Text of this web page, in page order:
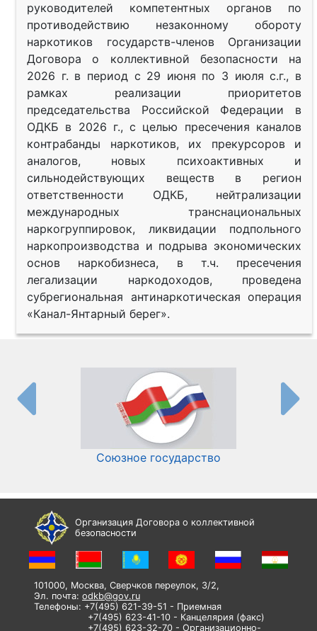
руководителей компетентных органов по
противодействию незаконному обороту
наркотиков государств-членов Организации
Договора о коллективной безопасности на
2026 г. в период с 29 июня по 3 июля с.г., в
рамках реализации приоритетов
председательства Российской Федерации в
ОДКБ в 2026 г., с целью пресечения каналов
контрабанды наркотиков, их прекурсоров и
аналогов, новых психоактивных и
сильнодействующих веществ в регион
ответственности ОДКБ, нейтрализации
международных транснациональных
наркогруппировок, ликвидации подпольного
наркопроизводства и подрыва экономических
основ наркобизнеса, в т.ч. пресечения
легализации наркодоходов, проведена
субрегиональная антинаркотическая операция
«Канал-Янтарный берег».
Союзное государство
Организация Договора о коллективной
безопасности
101000, Москва, Сверчков переулок, 3/2,
Эл. почта: odkb@gov.ru
Телефоны: +7(495) 621-39-51 - Приемная
+7(495) 623-41-10 - Канцелярия (факс)
+7(495) 623-32-70 - Организационно-